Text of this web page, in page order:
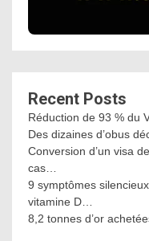
Recent Posts
Réduction de 93 % du
Des dizaines d’obus
Conversion d’un visa
cas…
9 symptômes
vitamine D…
8,2 tonnes d’or